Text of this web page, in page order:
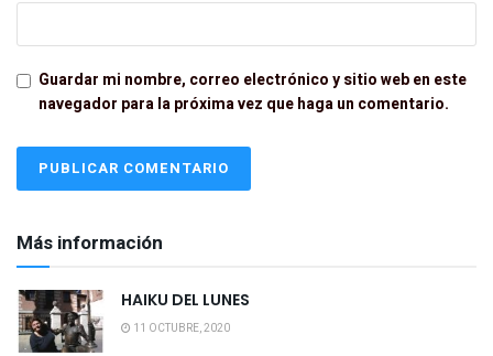
Guardar mi nombre, correo electrónico y sitio web en este
navegador para la próxima vez que haga un comentario.
Más información
HAIKU DEL LUNES
11 OCTUBRE, 2020